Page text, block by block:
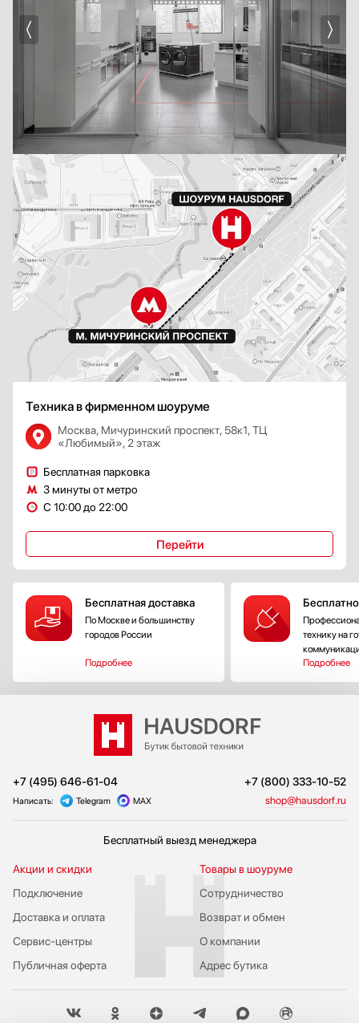
Техника в фирменном шоуруме
Москва, Мичуринский проспект, 58к1, ТЦ
«Любимый», 2 этаж
Бесплатная парковка
3 минуты от метро
С 10:00 до 22:00
Перейти
Бесплатная доставка
По Москве и большинству
городов России
Подробнее
технику на
Подробнее
+7 (495) 646-61-04 +7 (800) 333-10-52
Написать: Telegram MAX shop@hausdorf.ru
Бесплатный выезд менеджера
Акции и скидки
Подключение
Публичная оферта
Сервис-центры
Доставка и оплата
Сотрудничество
Возврат и обмен
Товары в шоуруме
О компании
Адрес бутика